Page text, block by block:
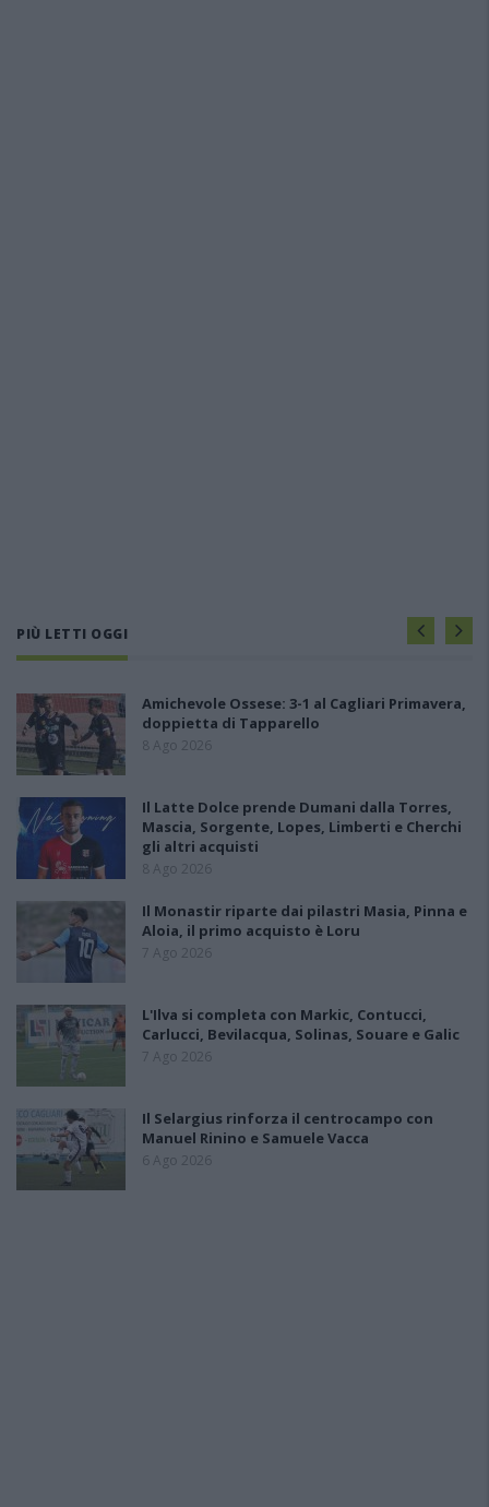
PIÙ LETTI OGGI
Amichevole Ossese: 3-1 al Cagliari Primavera,
doppietta di Tapparello
8 Ago 2026
Il Latte Dolce prende Dumani dalla Torres,
Mascia, Sorgente, Lopes, Limberti e Cherchi
gli altri acquisti
8 Ago 2026
Il Monastir riparte dai pilastri Masia, Pinna e
Aloia, il primo acquisto è Loru
7 Ago 2026
L'Ilva si completa con Markic, Contucci,
Carlucci, Bevilacqua, Solinas, Souare e Galic
7 Ago 2026
Il Selargius rinforza il centrocampo con
Manuel Rinino e Samuele Vacca
6 Ago 2026